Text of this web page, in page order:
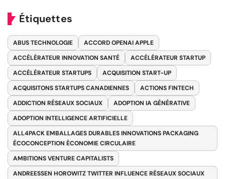
Étiquettes
ABUS TECHNOLOGIE
ACCORD OPENAI APPLE
ACCÉLÉRATEUR INNOVATION SANTÉ
ACCÉLÉRATEUR STARTUP
ACCÉLÉRATEUR STARTUPS
ACQUISITION START-UP
ACQUISITONS STARTUPS CANADIENNES
ACTIONS FINTECH
ADDICTION RÉSEAUX SOCIAUX
ADOPTION IA GÉNÉRATIVE
ADOPTION INTELLIGENCE ARTIFICIELLE
ALL4PACK EMBALLAGES DURABLES INNOVATIONS PACKAGING
ÉCOCONCEPTION ÉCONOMIE CIRCULAIRE
AMBITIONS VENTURE CAPITALISTS
ANDREESSEN HOROWITZ TWITTER INFLUENCE RÉSEAUX SOCIAUX